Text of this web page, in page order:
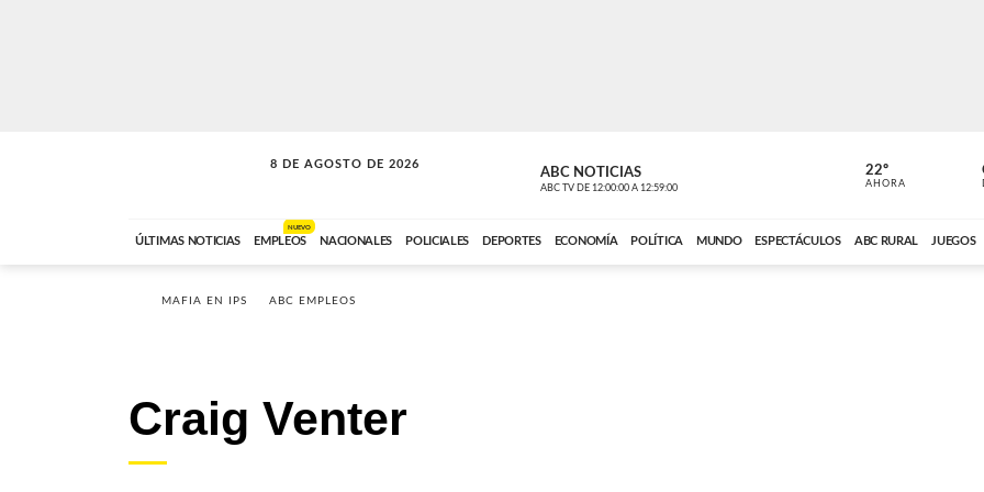
8 DE AGOSTO DE 2026
SOLO MÚSICA ABC NOTICIAS
ABC TV DE 12:00:00 A 12:59:00
CARDINAL
ABC CARDINAL
22º
AHORA
ÚLTIMAS NOTICIAS EMPLEOS
NUEVO
NACIONALES POLICIALES DEPORTES ECONOMÍA POLÍTICA MUNDO ESPECTÁCULOS ABC RURAL JUEGOS
MAFIA EN IPS ABC EMPLEOS
Craig Venter